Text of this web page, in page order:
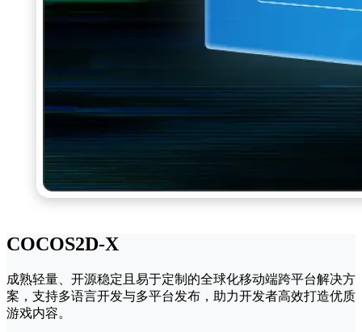
COCOS2D-X
成熟轻量、开源稳定且易于定制的全球化移动端跨平台解决方
案，支持多语言开发与多平台发布，助力开发者高效打造优质
游戏内容。